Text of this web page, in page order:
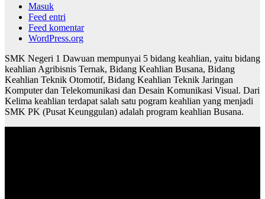
Masuk
Feed entri
Feed komentar
WordPress.org
SMK Negeri 1 Dawuan mempunyai 5 bidang keahlian, yaitu bidang
keahlian Agribisnis Ternak, Bidang Keahlian Busana, Bidang
Keahlian Teknik Otomotif, Bidang Keahlian Teknik Jaringan
Komputer dan Telekomunikasi dan Desain Komunikasi Visual. Dari
Kelima keahlian terdapat salah satu pogram keahlian yang menjadi
SMK PK (Pusat Keunggulan) adalah program keahlian Busana.